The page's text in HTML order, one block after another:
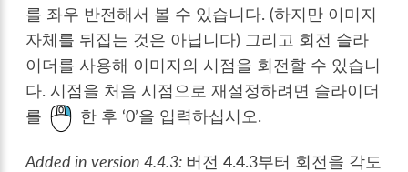
를 좌우 반전해서 볼 수 있습니다. (하지만 이미지
자체를 뒤집는 것은 아닙니다) 그리고 회전 슬라
이더를 사용해 이미지의 시점을 회전할 수 있습니
다. 시점을 처음 시점으로 재설정하려면 슬라이더
를
한 후 ‘0’을 입력하십시오.
Added in version 4.4.3: 버전 4.4.3부터 회전을 각도